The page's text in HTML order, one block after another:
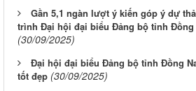
Gần 5,1 ngàn lượt ý kiến góp ý dự
trình Đại hội đại biểu Đảng bộ tỉnh Đồng
(30/09/2025)
Đại hội đại biểu Đảng bộ tỉnh Đồng
tốt đẹp (30/09/2025)